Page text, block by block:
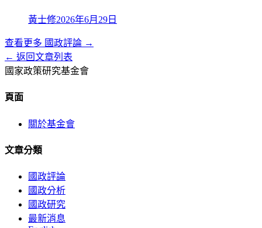
黃士修2026年6月29日
查看更多 國政評論 →
← 返回文章列表
國家政策研究基金會
頁面
關於基金會
文章分類
國政評論
國政分析
國政研究
最新消息